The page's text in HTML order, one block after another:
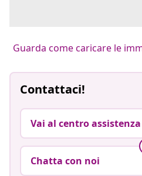
Guarda come caricare le
Contattaci!
Vai al centro assistenza
Chatta con noi